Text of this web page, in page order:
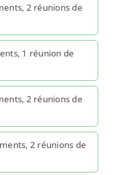
2 réunions de
1 réunion de
2 réunions de
2 réunions de